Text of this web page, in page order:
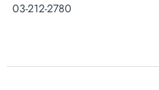
03-212-2780